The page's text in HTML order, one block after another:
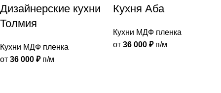
Дизайнерские кухни
Толмия
Кухни МДФ пленка
от 36 000 ₽п/м
Кухня Аба
Кухни МДФ пленка
от 36 000 ₽п/м